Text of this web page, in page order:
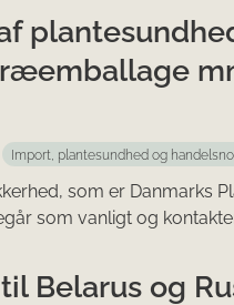
Import, plantesundhed og
som er Danmarks
som vanligt og
Belarus og